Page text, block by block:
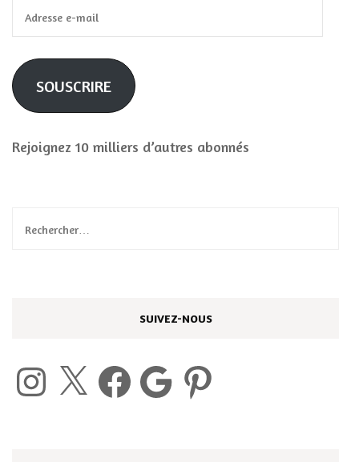
e-
mail
SOUSCRIRE
Rejoignez 10 milliers d’autres abonnés
Rechercher :
SUIVEZ-NOUS
Instagram Facebook Google Pinterest